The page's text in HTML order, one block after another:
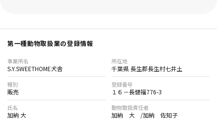
【オンライン見学について】
ています。通常は関東地方（千葉県、東京都、神奈川県、埼玉
県、茨城県）の方は対象外となります。オンライン見学よりも
実際にお越しいただくことを推奨しています。
・オンライン見学では30分～1時間程度、子犬や親犬、兄弟
犬、犬舎の様子をお伝えします。
・実施には事前の確認事項への回答が必要です。内容によって
はお断りする場合もございます。
第一種動物取扱業の登録情報
事業所名
S.Y.SWEETHOME犬舎
所在地
千葉県 長生郡長生村七井土
種別
販売
登録番号
１６－長健福776-3
氏名
加納 大
動物取扱責任者
加納 大 /加納 佐知子